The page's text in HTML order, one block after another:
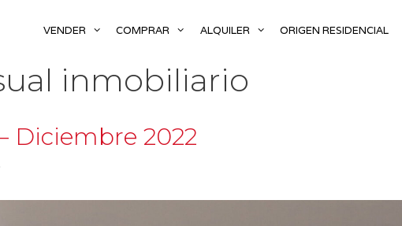
VENDER COMPRAR ALQUILER ORIGEN RESIDENCIAL
inmobiliario
Diciembre 2022